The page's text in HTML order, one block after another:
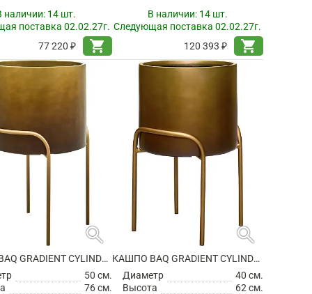
наличии: 14 шт.
поставка 02.02.27г.
77 220 ₽
shopping_cart
В наличии: 14 шт.
Следующая поставка 02.02.27г.
120 393 ₽
shopping_cart
search
КАШПО BAQ GRADIENT CYLINDER ELEVATED HIGH MATT HONEY
50 см.
76 см.
search
КАШПО BAQ GRADIENT CYLINDER ELEVATED HIGH MATT HONEY
Диаметр
40 см.
Высота
62 см.